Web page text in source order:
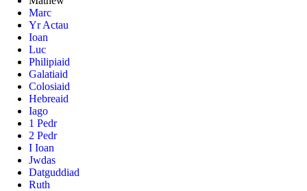
Marc
Yr Actau
Ioan
Luc
Philipiaid
Galatiaid
Colosiaid
Hebreaid
Iago
1 Pedr
2 Pedr
I Ioan
Jwdas
Datguddiad
Ruth